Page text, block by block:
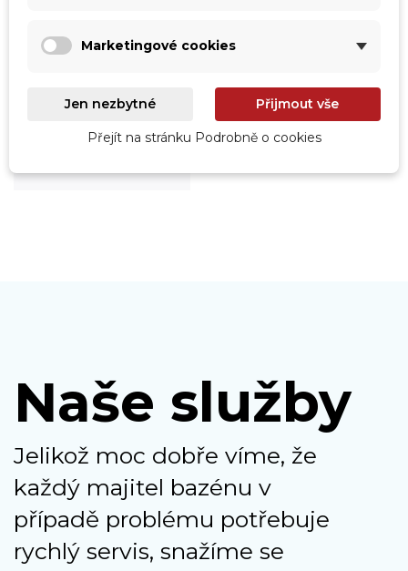
Roboty
Naše služby
Jelikož moc dobře víme, že
každý majitel bazénu v
případě problému potřebuje
rychlý servis, snažíme se
Marketingové cookies
Jen nezbytné Přijmout vše
Přejít na stránku Podrobně o cookies